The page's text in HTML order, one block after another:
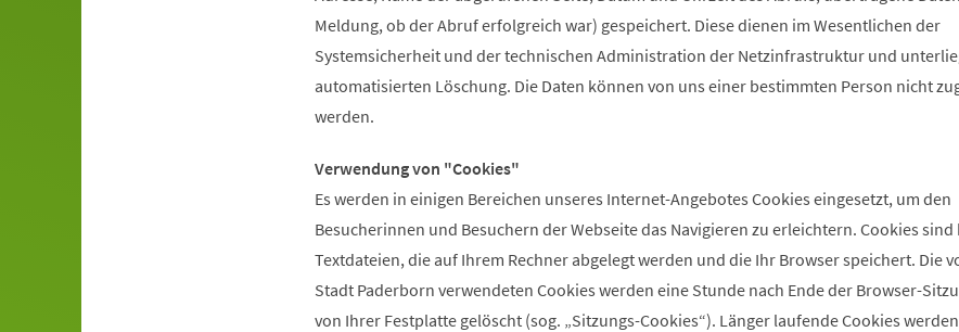
Meldung, ob der Abruf erfolgreich war) gespeichert. Diese dienen im Wesentlichen der
Systemsicherheit und der technischen Administration der Netzinfrastruktur und
automatisierten Löschung. Die Daten können von uns einer bestimmten Person nicht
werden.
Verwendung von "Cookies"
Es werden in einigen Bereichen unseres Internet-Angebotes Cookies eingesetzt, um den
Besucherinnen und Besuchern der Webseite das Navigieren zu erleichtern. Cookies sind
Textdateien, die auf Ihrem Rechner abgelegt werden und die Ihr Browser speichert. Die
Stadt Paderborn verwendeten Cookies werden eine Stunde nach Ende der Browser-
von Ihrer Festplatte gelöscht (sog. „Sitzungs-Cookies“). Länger laufende Cookies